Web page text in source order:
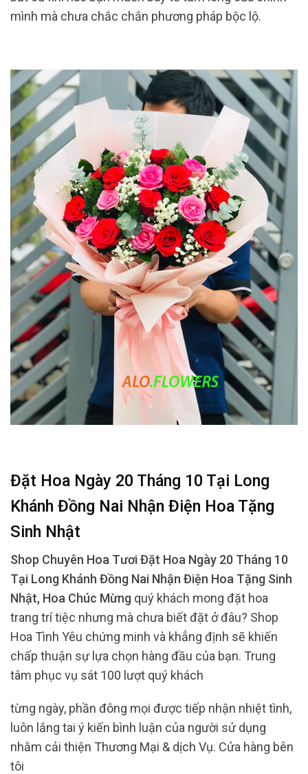
mình mà chưa chắc chắn phương pháp bộc lộ.
Đặt Hoa Ngày 20 Tháng 10 Tại Long
Khánh Đồng Nai Nhận Điện Hoa Tặng
Sinh Nhật
Shop Chuyên Hoa Tươi Đặt Hoa Ngày 20 Tháng 10
Tại Long Khánh Đồng Nai Nhận Điện Hoa Tặng Sinh
Nhật, Hoa Chúc Mừng quý khách mong đặt hoa
trang trí tiệc nhưng mà chưa biết đặt ở đâu? Shop
Hoa Tình Yêu chứng minh và khẳng định sẽ khiến
chấp thuận sự lựa chọn hàng đầu của bạn. Trung
tâm phục vụ sát 100 lượt quý khách
từng ngày, phần đông mọi được tiếp nhận nhiệt tình,
luôn lắng tai ý kiến ​​bình luận của người sử dụng
nhằm cải thiện Thương Mại & dịch Vụ. Cửa hàng bên
tôi